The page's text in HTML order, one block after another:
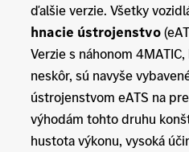
ďalšie verzie. Všetky
hnacie ústrojenstvo
Verzie s náhonom
neskôr, sú navyše
ústrojenstvom eATS na
výhodám tohto druhu
hustota výkonu, vysoká